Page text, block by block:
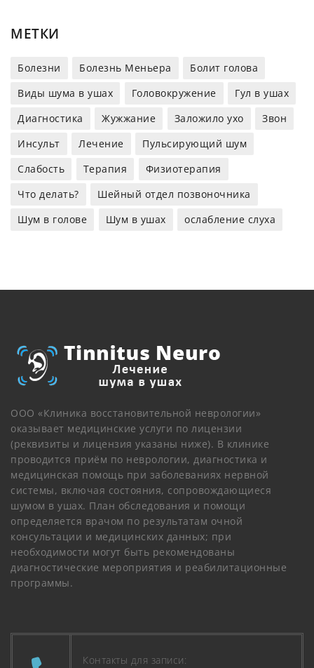
МЕТКИ
Болезни Болезнь Меньера
Болит голова
Виды шума в ушах
Головокружение
Гул в ушах
Диагностика
Жужжание Заложило ухо
Звон
Инсульт
Лечение
Пульсирующий шум
Слабость
Терапия
Физиотерапия
Что делать?
Шейный отдел позвоночника
Шум в голове
Шум в ушах ослабление слуха
ООО «Клиника восстановительной неврологии»
оказывает медицинские услуги по лицензии
(реквизиты и лицензия указаны ниже). В клинике
проводится приём по неврологии, диагностика и
медицинская помощь при заболеваниях нервной
системы, включая состояния, сопровождающиеся
шумом в ушах. План обследования и помощи
определяется врачом по результатам очной
консультации и медицинских данных; при
необходимости могут быть рекомендованы
диагностические мероприятия и реабилитационные
программы.
Контакты для записи: